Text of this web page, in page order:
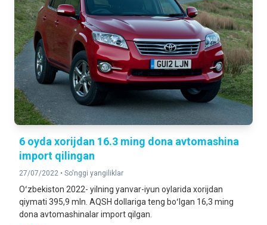
6 oyda xorijdan 16.3 ming dona avtomashina
import qilingan
27/07/2022 • So'nggi yangiliklar
Oʻzbekiston 2022- yilning yanvar-iyun oylarida xorijdan
qiymati 395,9 mln. AQSH dollariga teng boʻlgan 16,3 ming
dona avtomashinalar import qilgan.